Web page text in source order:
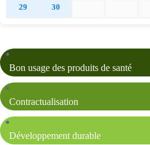
29 30
Bon usage des produits de santé
Contractualisation
Développement durable